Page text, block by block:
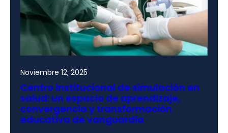
Noviembre 12, 2025
Centro institucional de simulación en
salud: un espacio de aprendizaje,
convergencia y transformación
educativa de vanguardia